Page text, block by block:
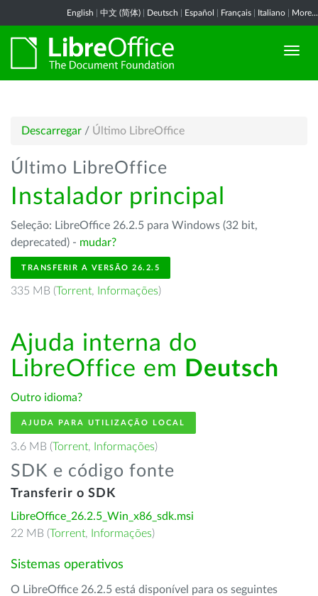
English 中文 (简体) Deutsch Español Français Italiano More...
Descarregar / Último LibreOffice
Último LibreOffice
Instalador principal
Seleção: LibreOffice 26.2.5 para Windows (32 bit,
deprecated) - mudar?
TRANSFERIR A VERSÃO 26.2.5
335 MB (Torrent, Informações)
Ajuda interna do
LibreOffice em Deutsch
Outro idioma?
AJUDA PARA UTILIZAÇÃO LOCAL
3.6 MB (Torrent, Informações)
SDK e código fonte
Transferir o SDK
LibreOffice_26.2.5_Win_x86_sdk.msi
22 MB (Torrent, Informações)
Sistemas operativos
O LibreOffice 26.2.5 está disponível para os seguintes